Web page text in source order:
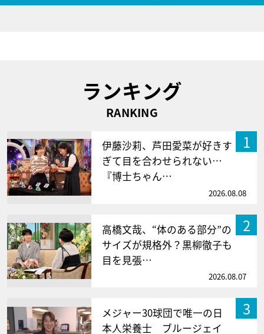
ランキング
RANKING
1
伊藤沙莉、芦田愛菜が好きす
ぎて目を合わせられない…
『博士ちゃん…
2026.08.08
2
高橋文哉、“体のある部分”の
サイズが規格外？黒柳徹子も
目を見張…
2026.08.07
3
メジャー30球団で唯一の日
本人栄養士 ブルージェイ